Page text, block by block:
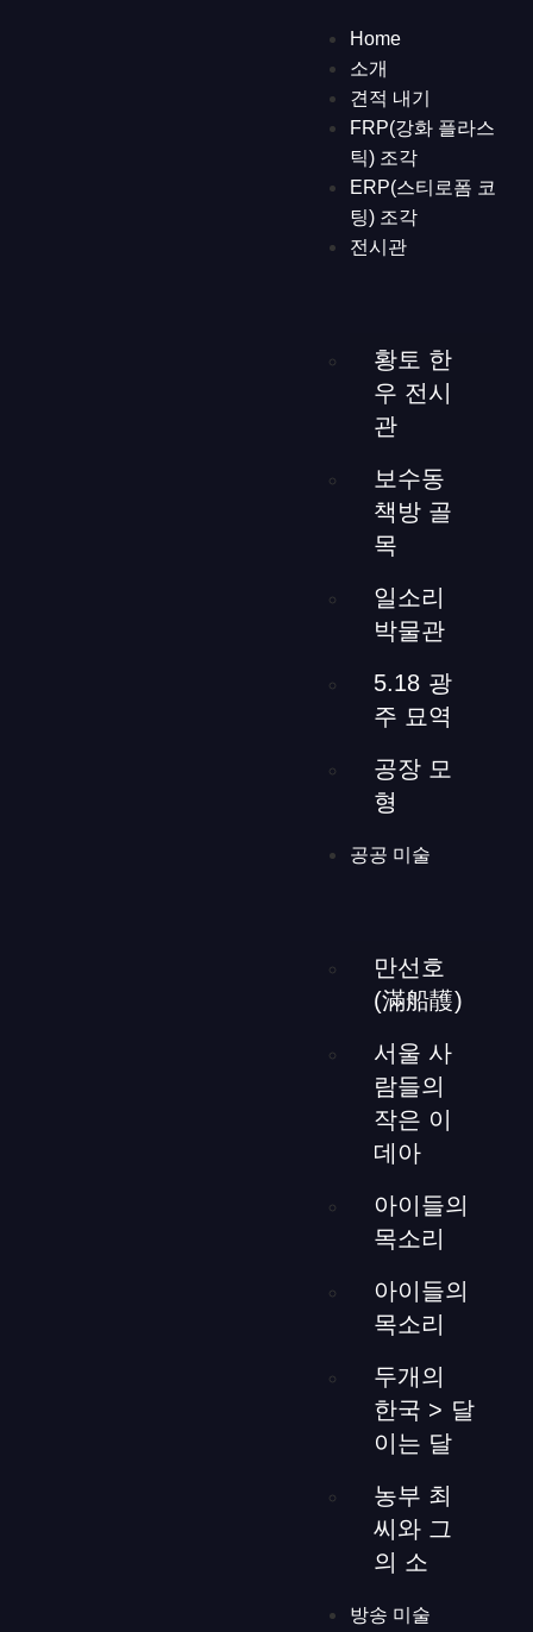
Home
소개
견적 내기
FRP(강화 플라스
틱) 조각
ERP(스티로폼 코
팅) 조각
전시관
황토 한
우 전시
관
보수동
책방 골
목
일소리
박물관
5.18 광
주 묘역
공장 모
형
공공 미술
만선호
(滿船䨼)
서울 사
람들의
작은 이
데아
아이들의
목소리
아이들의
목소리
두개의
한국 > 달
이는 달
농부 최
씨와 그
의 소
방송 미술
Red jade restaurant -a retro restaurant with light
Daehak-ro, Jongno-gu, Seoul, Republic of Korea
one-way mirrors,wood, lightings, glasses, tiles
electronic devices and controllers, and other interior
ジェクトです。オーナーの名前であるHong Sun-okにちな
んで「Red Jade」と名付けられ、レトロなテーマとメンテ
ナンスのしやすさを考慮して設計されました。一方向の透
明な壁やさまざまな設置物は、この空間の長い歴史やオー
ます。また、季節ごとに変化する照明は、時間の経過を視
私は1人の大工と2人の助手とともに、設計、青写真作成、
建設、建築設計を担当しました。テーブルは特注で製作
し、金属製のドアやキッチン設備の設計も専門業者に依頼
デザイン、ブランディングのさまざまな経験を示していま
男トイレの電球装飾ス
[ngg src=”galleries” ids=”66″ display=”basic_thumbnail”
number_of_columns=”2″][ngg src=”galleries” ids=”120″
display=”basic_thumbnail” number_of_columns=”4″]このプ
ロジェクトでは、さまざまなサイズの電球を使用して過
去、現在、未来をビジュアルにつなげることを目指しまし
た。オーナーが40年前、この店の場所でラジオショップの
せな結婚へとつながった思い出をゲストと共有します。電
球の装飾は、空間に特別な意味を与え、ゲストにとって視
女性トイレさくら装飾
[ngg src=”galleries” ids=”69″ display=”basic_thumbnail”